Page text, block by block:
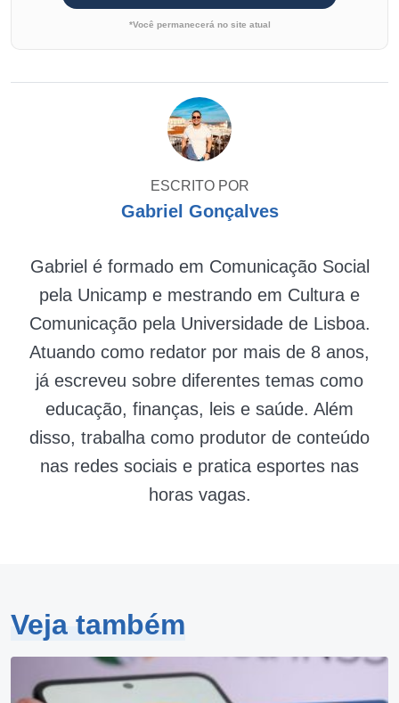
*Você permanecerá no site atual
ESCRITO POR
Gabriel Gonçalves
Gabriel é formado em Comunicação Social
pela Unicamp e mestrando em Cultura e
Comunicação pela Universidade de Lisboa.
Atuando como redator por mais de 8 anos,
já escreveu sobre diferentes temas como
educação, finanças, leis e saúde. Além
disso, trabalha como produtor de conteúdo
nas redes sociais e pratica esportes nas
horas vagas.
Veja também